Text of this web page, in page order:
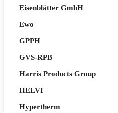
Eisenblätter GmbH
Ewo
GPPH
GVS-RPB
Harris Products Group
HELVI
Hypertherm